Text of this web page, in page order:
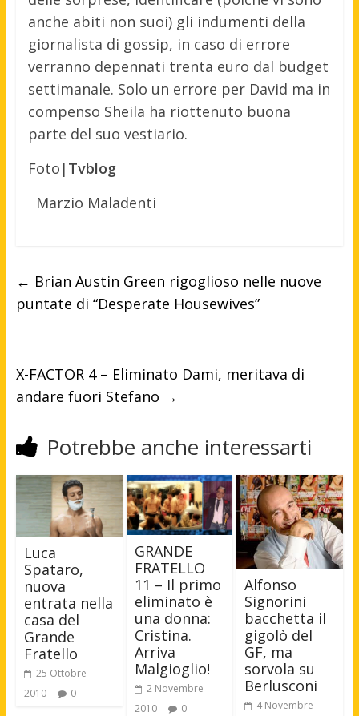
anche abiti non suoi) gli indumenti della
giornalista di gossip, in caso di errore
verranno depennati trenta euro dal budget
settimanale. Solo un errore per David ma in
compenso Sheila ha riottenuto buona
parte del suo vestiario.
Foto| Tvblog
Marzio Maladenti
← Brian Austin Green rigoglioso nelle nuove
puntate di “Desperate Housewives”
X-FACTOR 4 – Eliminato Dami, meritava di
andare fuori Stefano →
Potrebbe anche interessarti
Luca
Spataro,
nuova
entrata nella
casa del
Grande
Fratello
25 Ottobre
2010
0
GRANDE
FRATELLO
11 – Il primo
eliminato è
una donna:
Cristina.
Arriva
Malgioglio!
2 Novembre
2010
0
Alfonso
Signorini
bacchetta il
gigolò del
GF, ma
sorvola su
Berlusconi
4 Novembre